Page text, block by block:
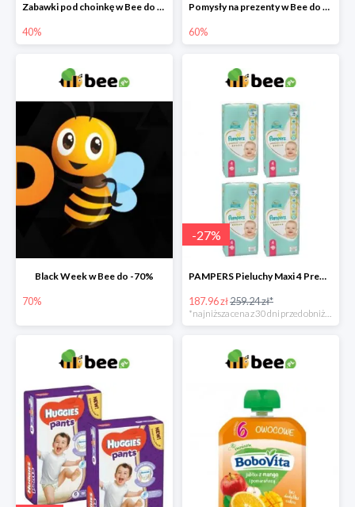
Zabawki pod choinkę w Bee do -40%
40%
Pomysły na prezenty w Bee do -60%
60%
Black Week w Bee do -70%
70%
-27%
PAMPERS Pieluchy Maxi 4 Premium Care (9-14 kg) Zestaw 4 x 52 szt. -27%
187.96 zł259.24 zł*